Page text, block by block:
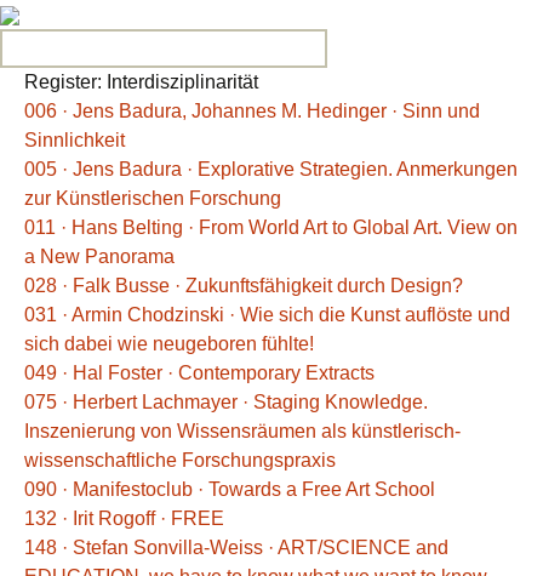
Register: Interdisziplinarität
006 · Jens Badura, Johannes M. Hedinger · Sinn und
Sinnlichkeit
005 · Jens Badura · Explorative Strategien. Anmerkungen
zur Künstlerischen Forschung
011 · Hans Belting · From World Art to Global Art. View on
a New Panorama
028 · Falk Busse · Zukunftsfähigkeit durch Design?
031 · Armin Chodzinski · Wie sich die Kunst auflöste und
sich dabei wie neugeboren fühlte!
049 · Hal Foster · Contemporary Extracts
075 · Herbert Lachmayer · Staging Knowledge.
Inszenierung von Wissensräumen als künstlerisch-
wissenschaftliche Forschungspraxis
090 · Manifestoclub · Towards a Free Art School
132 · Irit Rogoff · FREE
148 · Stefan Sonvilla-Weiss · ART/SCIENCE and